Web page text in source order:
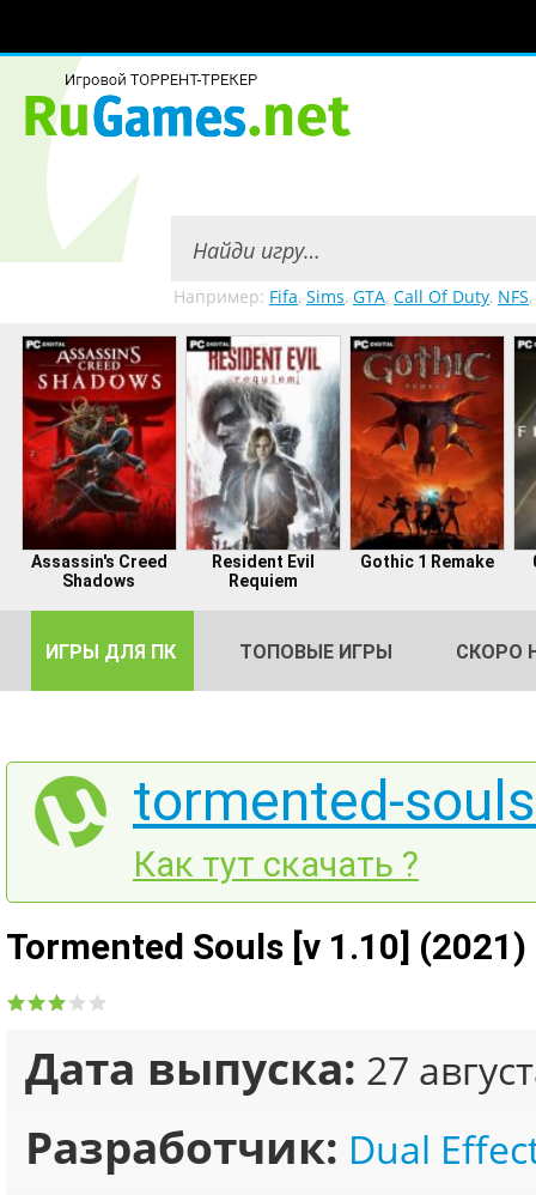
Например: Fifa, Sims, GTA, Call Of Duty, NFS,
Assassin's Creed
Shadows
Resident Evil
Requiem
Gothic 1 Remake
ИГРЫ ДЛЯ ПК ТОПОВЫЕ ИГРЫ СКОРО
tormented-
Как тут скачать ?
Tormented Souls [v 1.10]
Дата выпуска: 27
Разработчик: Dual